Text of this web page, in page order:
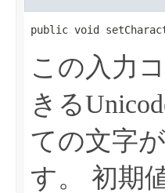
public void
この入力
きる
ての文字
す。
初期